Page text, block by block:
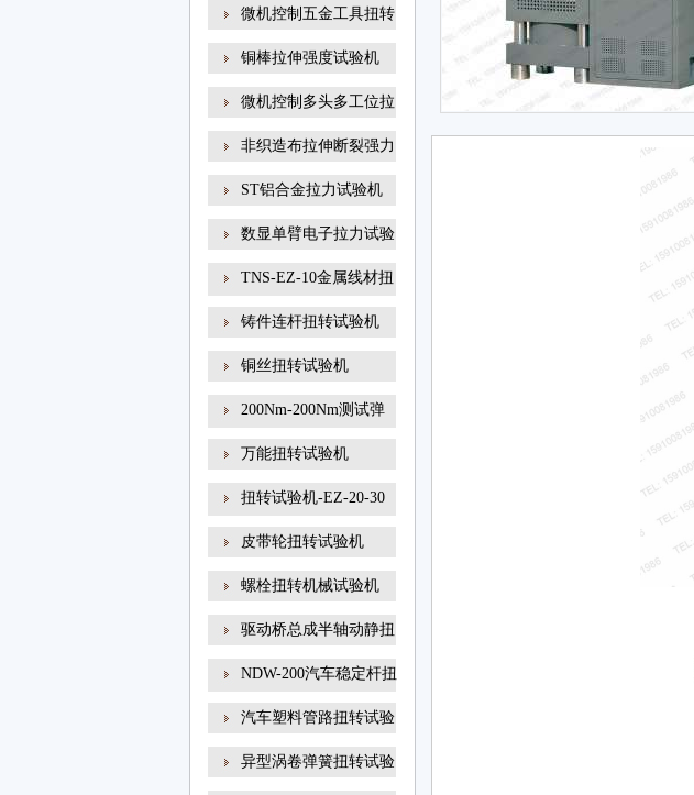
微机控制五金工具扭转
铜棒拉伸强度试验机
微机控制多头多工位拉
非织造布拉伸断裂强力
ST铝合金拉力试验机
数显单臂电子拉力试验
TNS-EZ-10金属线材扭
铸件连杆扭转试验机
铜丝扭转试验机
200Nm-200Nm测试弹
万能扭转试验机
扭转试验机-EZ-20-30
皮带轮扭转试验机
螺栓扭转机械试验机
驱动桥总成半轴动静扭
NDW-200汽车稳定杆扭
汽车塑料管路扭转试验
异型涡卷弹簧扭转试验